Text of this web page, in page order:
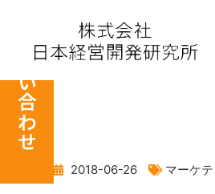
キお問い合わせ
2018-06-26 マーケ